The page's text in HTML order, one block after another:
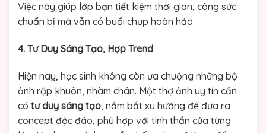
Việc này giúp lớp bạn tiết kiệm thời gian, công sức
chuẩn bị mà vẫn có buổi chụp hoàn hảo.
4. Tư Duy Sáng Tạo, Hợp Trend
Hiện nay, học sinh không còn ưa chuộng những bộ
ảnh rập khuôn, nhàm chán. Một thợ ảnh uy tín cần
có tư duy sáng tạo, nắm bắt xu hướng để đưa ra
concept độc đáo, phù hợp với tinh thần của từng